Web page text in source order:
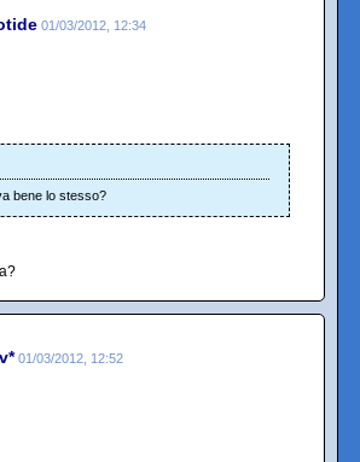
01/03/2012, 12:34
bene lo stesso?
01/03/2012, 12:52